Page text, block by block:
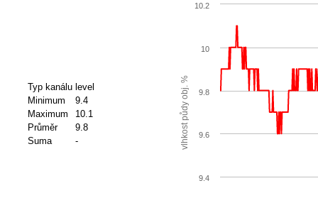
Typ kanálu level
Minimum
9.4
Maximum
10.1
Průměr
9.8
Suma
- v
l
h
k
o
s
t
p
ů
d
y
o
b
j
.
%
9.4
9.6
9.8
10
10.2